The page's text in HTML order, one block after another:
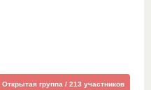
Открытая группа / 213 участников